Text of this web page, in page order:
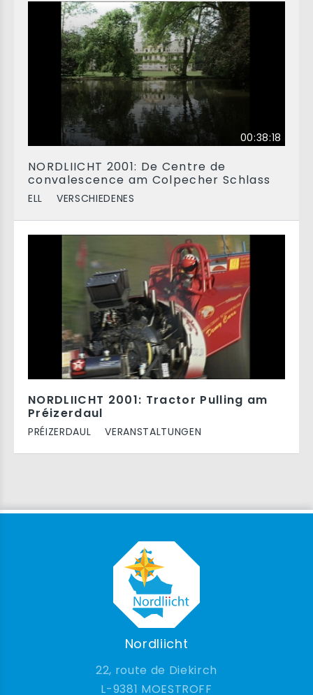
00:38:18
NORDLIICHT 2001: De Centre de
convalescence am Colpecher Schlass
ELL VERSCHIEDENES
NORDLIICHT 2001: Tractor Pulling am
Préizerdaul
PRÉIZERDAUL VERANSTALTUNGEN
Nordliicht
22, route de Diekirch
9381 MOESTROFF